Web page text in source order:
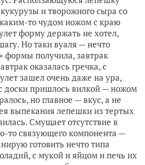
и творожного сыра со
то чудом ножом с краю
форму держать не хотел,
Но таки вуаля — нечто
формы получила, завтрак
оказалась гречка, с
зашел очень даже на ура,
доски пришлось вилкой — ножом
но главное — вкус, а не
выпекания лепешки из тертых
Смущает отсутствие в
то связующего компонента —
готовить нечто типа
с мукой и яйцом и печь их